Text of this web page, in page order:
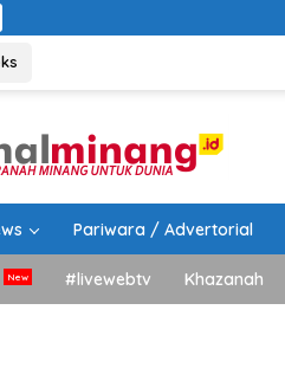
Pariwara / Advertorial
#livewebtv Khazanah